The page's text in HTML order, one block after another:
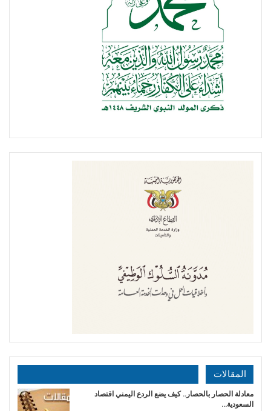
المقالات
معادلة الحصار بالحصار.. كيف يضع الردع اليمني اقتصاد
السعودية…